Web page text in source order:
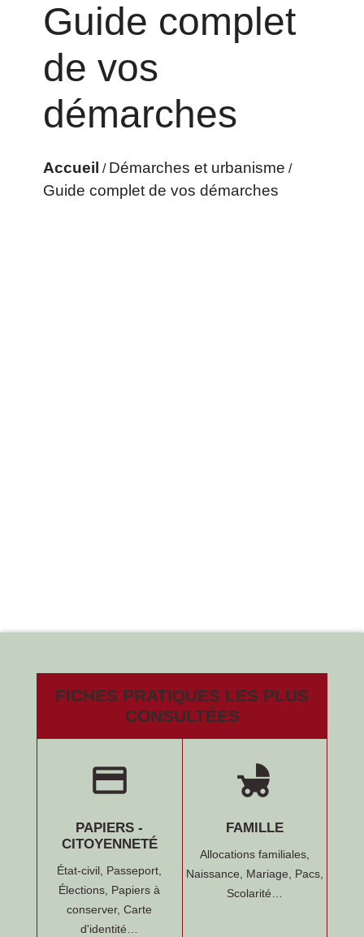
Guide complet
de vos
démarches
Accueil / Démarches et urbanisme /
Guide complet de vos démarches
FICHES PRATIQUES LES PLUS
CONSULTÉES
credit_card
PAPIERS -
CITOYENNETÉ
État-civil, Passeport,
Élections, Papiers à
conserver,Carte
d'identité…
child_friendly
FAMILLE
Allocations familiales,
Naissance, Mariage, Pacs,
Scolarité…